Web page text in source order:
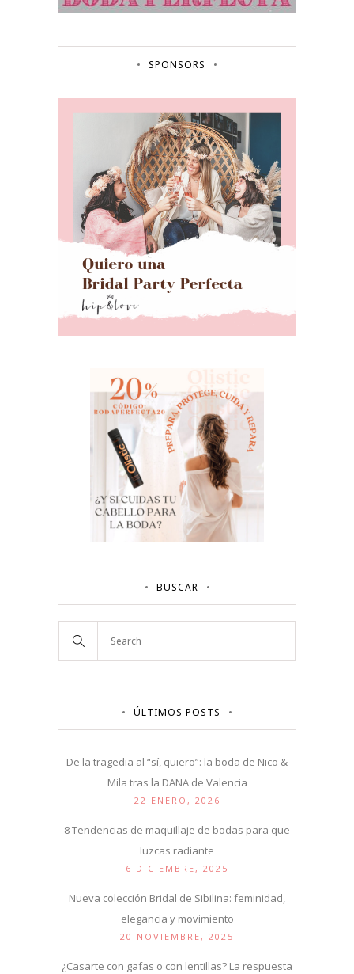
SPONSORS
BUSCAR
ÚLTIMOS POSTS
De la tragedia al “sí, quiero”: la boda de Nico &
Mila tras la DANA de Valencia
22 ENERO, 2026
8 Tendencias de maquillaje de bodas para que
luzcas radiante
6 DICIEMBRE, 2025
Nueva colección Bridal de Sibilina: feminidad,
elegancia y movimiento
20 NOVIEMBRE, 2025
¿Casarte con gafas o con lentillas? La respuesta